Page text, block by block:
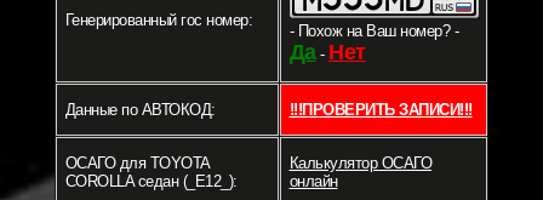
Генерированный гос номер:
- Похож на Ваш номер? -
Да- Нет
Данные по АВТОКОД: !!!ПРОВЕРИТЬ ЗАПИСИ!!!
ОСАГО для TOYOTA
COROLLA седан (_E12_):
Калькулятор ОСАГО
онлайн